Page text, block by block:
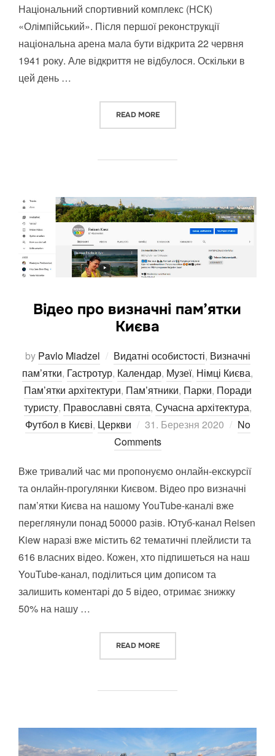
Національний спортивний комплекс (НСК)
«Олімпійський». Після першої реконструкції
національна арена мала бути відкрита 22 червня
1941 року. Але відкриття не відбулося. Оскільки в
цей день …
READ MORE“ОЛІМПІЙСЬКИЙ СТАДІОН В
Відео про визначні пам’ятки
Києва
by Pavlo Miadzel Видатні особистості, Визначні
пам’ятки, Гастротур, Календар, Музеї, Німці Києва,
Пам’ятки архітектури, Пам’ятники, Парки, Поради
туристу, Православні свята, Сучасна архітектура,
Футбол в Києві, Церкви
Posted
on
31. Березня 2020
No
Comments
Вже тривалий час ми пропонуємо онлайн-екскурсії
та онлайн-прогулянки Києвом. Відео про визначні
пам’ятки Києва на нашому YouTube-каналі вже
переглянули понад 50000 разів. Ютуб-канал Reisen
Kiew наразі вже містить 62 тематичні плейлисти та
616 власних відео. Кожен, хто підпишеться на наш
YouTube-канал, поділиться цим дописом та
залишить коментарі до 5 відео, отримає знижку
50% на нашу …
READ MORE“ВІДЕО ПРО ВИЗНАЧНІ